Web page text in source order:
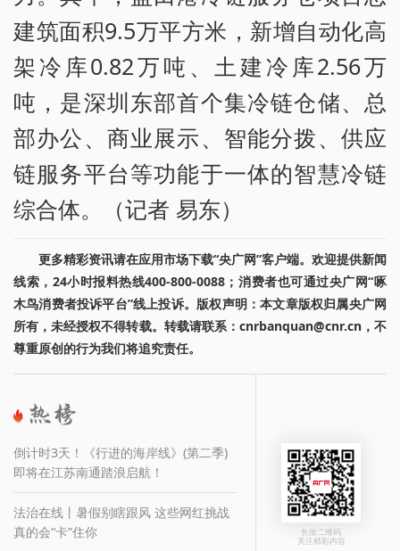
建筑面积9.5万平方米，新增自动化高
架冷库0.82万吨、土建冷库2.56万
吨，是深圳东部首个集冷链仓储、总
部办公、商业展示、智能分拨、供应
链服务平台等功能于一体的智慧冷链
综合体。（记者 易东）
更多精彩资讯请在应用市场下载“央广网”客户端。欢迎提供新闻
线索，24小时报料热线400-800-0088；消费者也可通过央广网“啄
木鸟消费者投诉平台”线上投诉。版权声明：本文章版权归属央广网
所有，未经授权不得转载。转载请联系：cnrbanquan@cnr.cn，不
尊重原创的行为我们将追究责任。
倒计时3天！《行进的海岸线》(第二季)
即将在江苏南通踏浪启航！
法治在线丨暑假别瞎跟风 这些网红挑战
真的会“卡”住你
长按二维码
关注精彩内容